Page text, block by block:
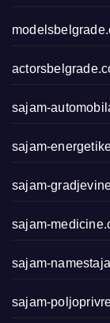
sajam-
sajam-
sajam-
sajam-
sajam-
sajam-